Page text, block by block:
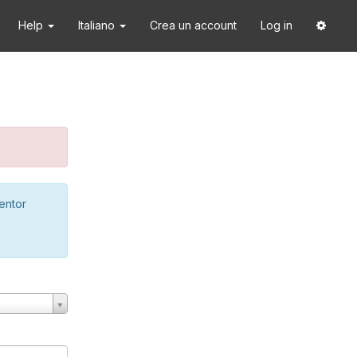
Help Italiano Crea un account Log in